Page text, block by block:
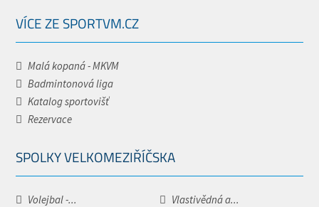
VÍCE ZE SPORTVM.CZ
Malá kopaná - MKVM
Badmintonová liga
Katalog sportovišť
Rezervace
SPOLKY VELKOMEZIŘÍČSKA
Volejbal -...
Vlastivědná a...